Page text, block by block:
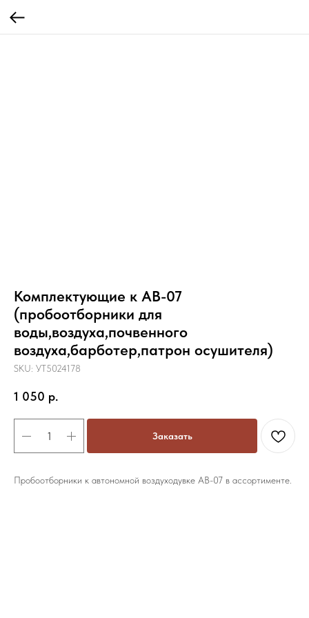
Комплектующие к АВ-07
(пробоотборники для
воды,воздуха,почвенного
воздуха,барботер,патрон осушителя)
SKU: УТ5024178
1 050 р.
Заказать
Пробоотборники к автономной воздуходувке АВ-07 в ассортименте.